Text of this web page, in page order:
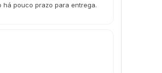
há pouco prazo para entrega.